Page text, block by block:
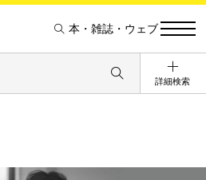
本・雑誌・ウェブ
詳細検索